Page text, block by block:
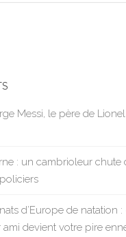
Messi, le père de
: un cambrioleur chute
d’Europe de natation :
devient votre pire